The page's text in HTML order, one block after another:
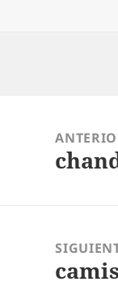
entradasEntrada
Entrada